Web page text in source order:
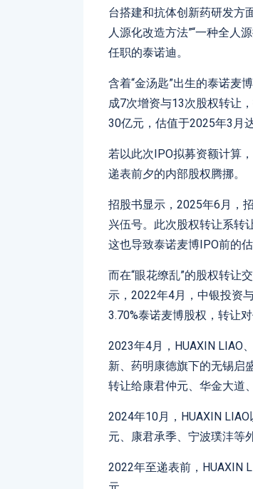
台搭建和抗体创新药研发方
人源化改造方法”“一种全人
任职的泰诺迪。
含着“金汤匙”出生的泰诺麦
成7次增资与13次股权转让
30亿元，估值于2025年3月
若以此次IPO拟募资额计算
递表前夕的内部股权腾挪。
招股书显示，2025年6月，
兴伍号。此次股权转让系转
这也导致泰诺麦博IPO前的估
而在“眼花缭乱”的股权转让
示，2022年4月，中银投资
3.70%泰诺麦博股权，转让
2023年4月，HUAXIN LIAO
新、药明康德旗下的无锡启
转让给康君仲元、华金大道
2024年10月，HUAXIN
元、康君承季、宁波璞沣等
2022年至递表前，HUAXIN